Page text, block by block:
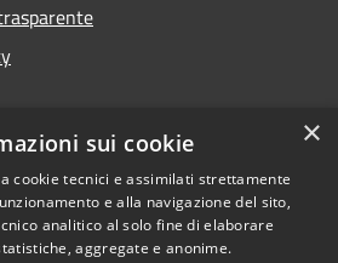
Copyright © 2026 • Comune di
×
sui cookie
cookie tecnici e assimilati strettamente
e alla navigazione del sito,
analitico al solo fine di elaborare
aggregate e anonime.